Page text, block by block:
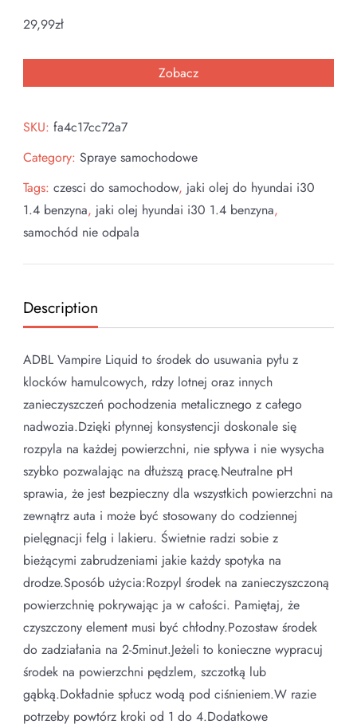
29,99zł
Zobacz
SKU: fa4c17cc72a7
Category: Spraye samochodowe
Tags: czesci do samochodow, jaki olej do hyundai i30
1.4 benzyna, jaki olej hyundai i30 1.4 benzyna,
samochód nie odpala
Description
ADBL Vampire Liquid to środek do usuwania pyłu z
klocków hamulcowych, rdzy lotnej oraz innych
zanieczyszczeń pochodzenia metalicznego z całego
nadwozia.Dzięki płynnej konsystencji doskonale się
rozpyla na każdej powierzchni, nie spływa i nie wysycha
szybko pozwalając na dłuższą pracę.Neutralne pH
sprawia, że jest bezpieczny dla wszystkich powierzchni na
zewnątrz auta i może być stosowany do codziennej
pielęgnacji felg i lakieru. Świetnie radzi sobie z
bieżącymi zabrudzeniami jakie każdy spotyka na
drodze.Sposób użycia:Rozpyl środek na zanieczyszczoną
powierzchnię pokrywając ja w całości. Pamiętaj, że
czyszczony element musi być chłodny.Pozostaw środek
do zadziałania na 2-5minut.Jeżeli to konieczne wypracuj
środek na powierzchni pędzlem, szczotką lub
gąbką.Dokładnie spłucz wodą pod ciśnieniem.W razie
potrzeby powtórz kroki od 1 do 4.Dodatkowe